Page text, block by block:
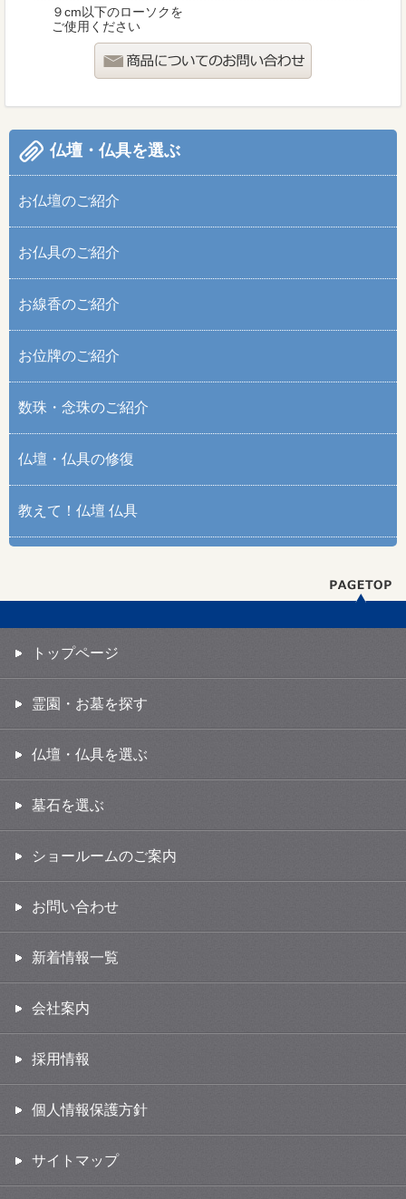
９cm以下のローソクを
ご使用ください
仏壇・仏具を選ぶ
お仏壇のご紹介
お仏具のご紹介
お線香のご紹介
お位牌のご紹介
数珠・念珠のご紹介
仏壇・仏具の修復
教えて！仏壇 仏具
トップページ
霊園・お墓を探す
仏壇・仏具を選ぶ
墓石を選ぶ
ショールームのご案内
お問い合わせ
新着情報一覧
会社案内
採用情報
個人情報保護方針
サイトマップ